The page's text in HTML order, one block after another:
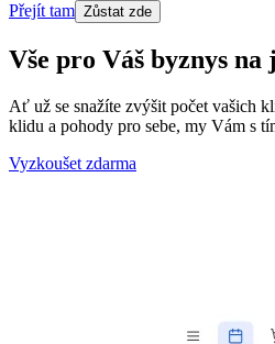
Přejít tam Zůstat zde
Vše pro Váš byznys na
Ať už se snažíte zvýšit počet vašich
klidu a pohody pro sebe, my Vám s
Vyzkoušet zdarma